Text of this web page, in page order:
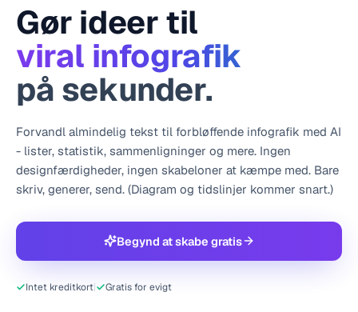
Gør ideer til
viral infografik
på sekunder.
Forvandl almindelig tekst til forbløffende infografik med AI
- lister, statistik, sammenligninger og mere. Ingen
designfærdigheder, ingen skabeloner at kæmpe med. Bare
skriv, generer, send. (Diagram og tidslinjer kommer snart.)
Begynd at skabe gratis
Intet kreditkort| Gratis for evigt